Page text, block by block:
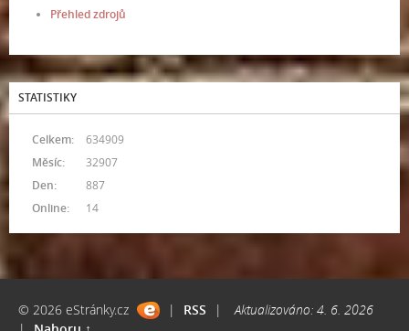
Přehled zdrojů
STATISTIKY
Online: 14
Celkem:
634909
Měsíc:
32907
Den:
887
© 2026 eStránky.cz | RSS |
Aktualizováno: 4. 6. 2026